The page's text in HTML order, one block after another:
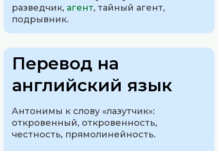
разведчик, агент, тайный агент,
подрывник.
Перевод на
английский язык
Антонимы к слову «лазутчик»:
откровенный, откровенность,
честность, прямолинейность.